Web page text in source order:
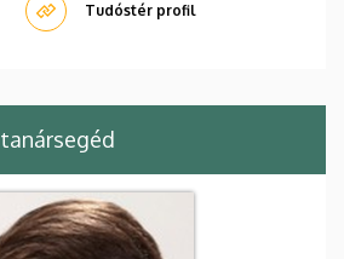
Tudóstér profil
tanársegéd